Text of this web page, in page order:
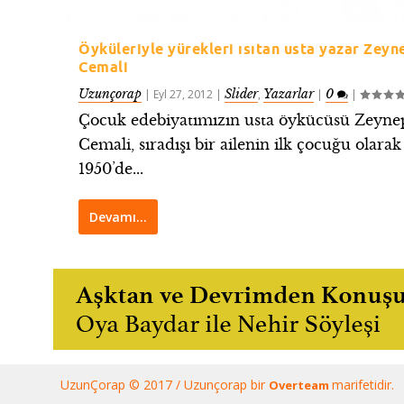
Öyküleriyle yürekleri ısıtan usta yazar
Cemali
Uzunçorap | Eyl 27, 2012 |Slider, Yazarlar| 0 |
Çocuk edebiyatımızın usta öykücüsü
Cemali, sıradışı bir ailenin ilk çocuğu olarak
1950’de...
Devamı…
UzunÇorap © 2017 / Uzunçorap bir Overteammarifetidir.